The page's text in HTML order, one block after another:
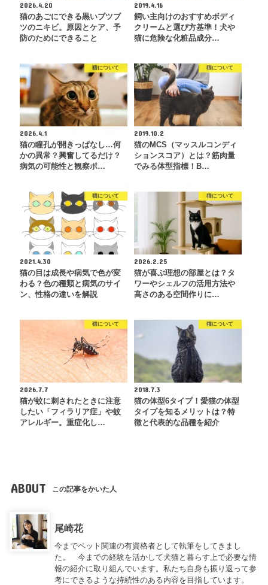
2026.4.20
猫のあごにできる黒いブツブ
ツのニキビ。原因とケア、予
防のためにできること
2019.4.16
飼い主向けのおすすめボディ
クリームと選び方基準！犬や
猫に危険な化粧品成分…
猫について
2026.4.1
猫の瞳孔が開きっぱなし…何
かの異常？興奮してるだけ？
病気の可能性と観察ポ…
猫について
2019.10.2
猫のMCS（マッスルコンディ
ションスコア）とは？筋肉量
でみる体型指標！B…
猫について
2021.4.30
猫の目は成長や病気で色が変
わる？色の種類と病気のサイ
ン、性格の違いを解説
猫について
2026.2.25
猫が喜ぶ理想の部屋とは？タ
ワーやシェルフの活用方法や
高さのある空間作りに…
猫について
2026.7.7
猫が蚊に刺されたときに注意
したい「フィラリア症」や蚊
アレルギー。重症化し…
猫について
2018.7.3
猫の体型6タイプ！愛猫の体型
タイプを知るメリットは？特
徴と代表的な品種を紹介
ABOUT この記事をかいた人
尾崎花
今までペット関連の有資格者として執筆をしてきまし
た。 今までの経験を活かして犬猫と暮らす上で必要な情
報の紹介に取り組んでいます。私たち自身も振り返って参
考にできるような持続性のある内容を目指しています。